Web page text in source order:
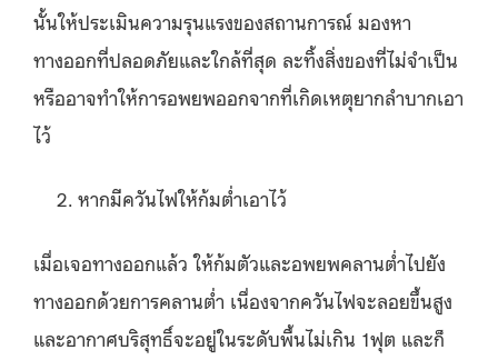
นั้นให้ประเมินความรุนแรงของสถานการณ์ มองหา
ทางออกที่ปลอดภัยและใกล้ที่สุด ละทิ้งสิ่งของที่ไม่จำเป็น
หรืออาจทำให้การอพยพออกจากที่เกิดเหตุยากลำบากเอา
ไว้
หากมีควันไฟให้ก้มต่ำเอาไว้
เมื่อเจอทางออกแล้ว ให้ก้มตัวและอพยพคลานต่ำไปยัง
ทางออกด้วยการคลานต่ำ เนื่องจากควันไฟจะลอยขึ้นสูง
และอากาศบริสุทธิ์จะอยู่ในระดับพื้นไม่เกิน 1ฟุต และก็